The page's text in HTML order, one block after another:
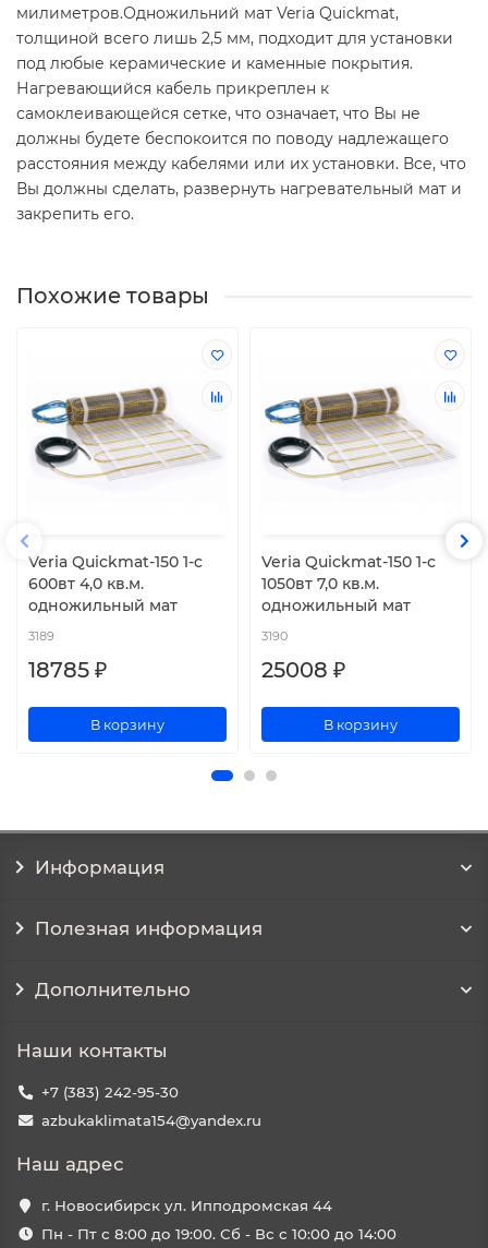
милиметров.Одножильний мат Veria Quickmat,
толщиной всего лишь 2,5 мм, подходит для установки
под любые керамические и каменные покрытия.
Нагревающийся кабель прикреплен к
самоклеивающейся сетке, что означает, что Вы не
должны будете беспокоится по поводу надлежащего
расстояния между кабелями или их установки. Все, что
Вы должны сделать, развернуть нагревательный мат и
закрепить его.
Похожие товары
Veria Quickmat-150 1-c
600вт 4,0 кв.м.
одножильный мат
3189
18785 ₽
В корзину
Veria Quickmat-150 1-c
1050вт 7,0 кв.м.
одножильный мат
3190
25008 ₽
В корзину
Информация
Полезная информация
Дополнительно
Наши контакты
+7 (383) 242-95-30
azbukaklimata154@yandex.ru
Наш адрес
г. Новосибирск ул. Ипподромская 44
Пн - Пт с 8:00 до 19:00. Сб - Вс с 10:00 до 14:00